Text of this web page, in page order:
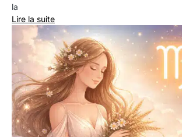
la
Lire la suite